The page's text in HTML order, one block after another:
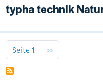
typha technik
Seitennummerierung
Seite 1 Nächste Seite
››